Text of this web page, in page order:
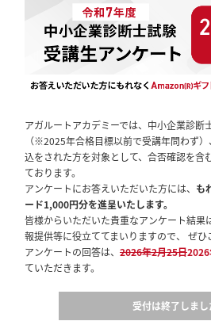
アガルートアカデミーでは、中小企業診断
（※2025年合格目標以前で受講年問わず
込をされた方を対象として、合否確認を含
ております。
アンケートにお答えいただいた方には、 も
ード1,000円分を進呈いたします。
皆様からいただいた貴重なアンケート結果
報提供等に役立ててまいりますので、 ぜひ
アンケートの回答は、 2026年2月25日
ていただきます。
受付は終了しまし